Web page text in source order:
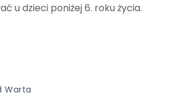
u dzieci poniżej 6. roku życia.
Warta